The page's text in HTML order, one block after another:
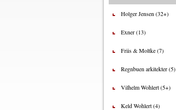
Holger Jensen (32+)
Exner (13)
Friis & Moltke (7)
Regnbuen arkitekter (5)
Vilhelm Wohlert (5+)
Keld Wohlert (4)